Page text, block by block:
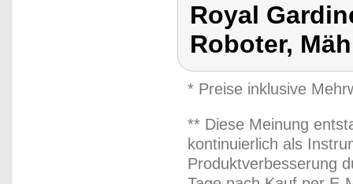
Royal
Roboter,
* Preise inklusive
** Diese Meinung
kontinuierlich als
Produktverbesserung